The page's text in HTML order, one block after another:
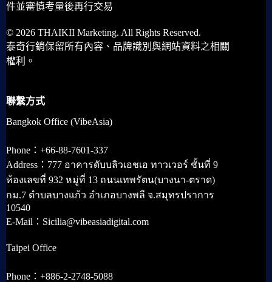
件並審慎考量後再行交易
© 2026 THAIKII Marketing. All Rights Reserved.
泰奇行銷保留所有內容、品牌識別與網站資料之相關
權利。
聯繫方式
Bangkok Office (VibeAsia)
Phone：+66-88-7601-337
Address：777 อาคารดับบลิวเอชเอ ทาวเวอร์ ชั้นที่ 9
ห้องเลขที่ 932 หมู่ที่ 13 ถนนเทพรัตน(บางนา-ตราด)
กม.7 ตำบลบางแก้ว อำเภอบางพลี จ.สมุทรปราการ
10540
E-Mail：Sicilia@vibeasiadigital.com
Taipei Office
Phone：+886-2-2748-5088